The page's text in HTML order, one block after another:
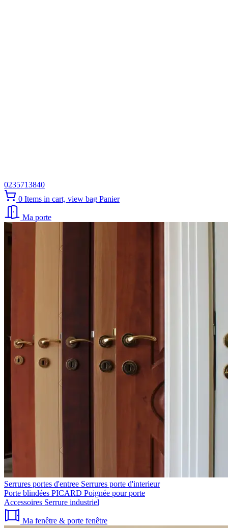
0235713840
0 Items in cart, view bag Panier
Ma porte
Serrures portes d'entree Serrures porte d'interieur
Porte blindées PICARD Poignée pour porte
Accessoires Serrure industriel
Ma fenêtre & porte fenêtre